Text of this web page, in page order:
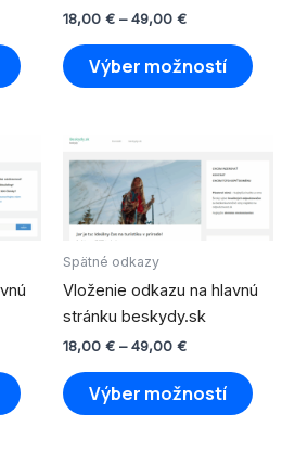
vybrať
stránke
18,00 € – 49,00 €
Výber možností
produkt
má
viacero
vybrať
stránke
Spätné odkazy
Vloženie odkazu na hlavnú
stránku beskydy.sk
18,00 € – 49,00 €
range:
18,00 €
through
49,00 €
Výber možností
má